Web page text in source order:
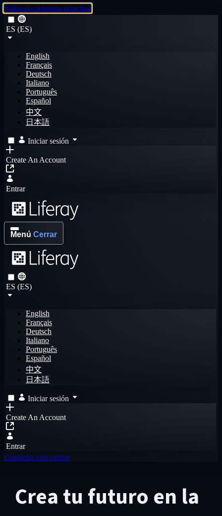
Saltar al contenido principal
ES (ES)
English
Français
Deutsch
Italiano
Português
Español
中文
日本語
Iniciar sesión
Create An Account
Entrar
Menú Cerrar
ES (ES)
English
Français
Deutsch
Italiano
Português
Español
中文
日本語
Iniciar sesión
Create An Account
Entrar
Contactar con ventas
Crea tu futuro en la